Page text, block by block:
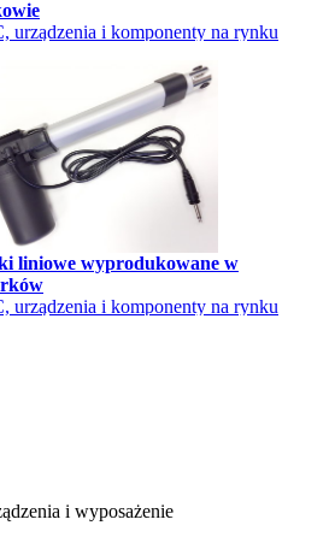
i komponenty na rynku
liniowe wyprodukowane w
i komponenty na rynku
i wyposażenie